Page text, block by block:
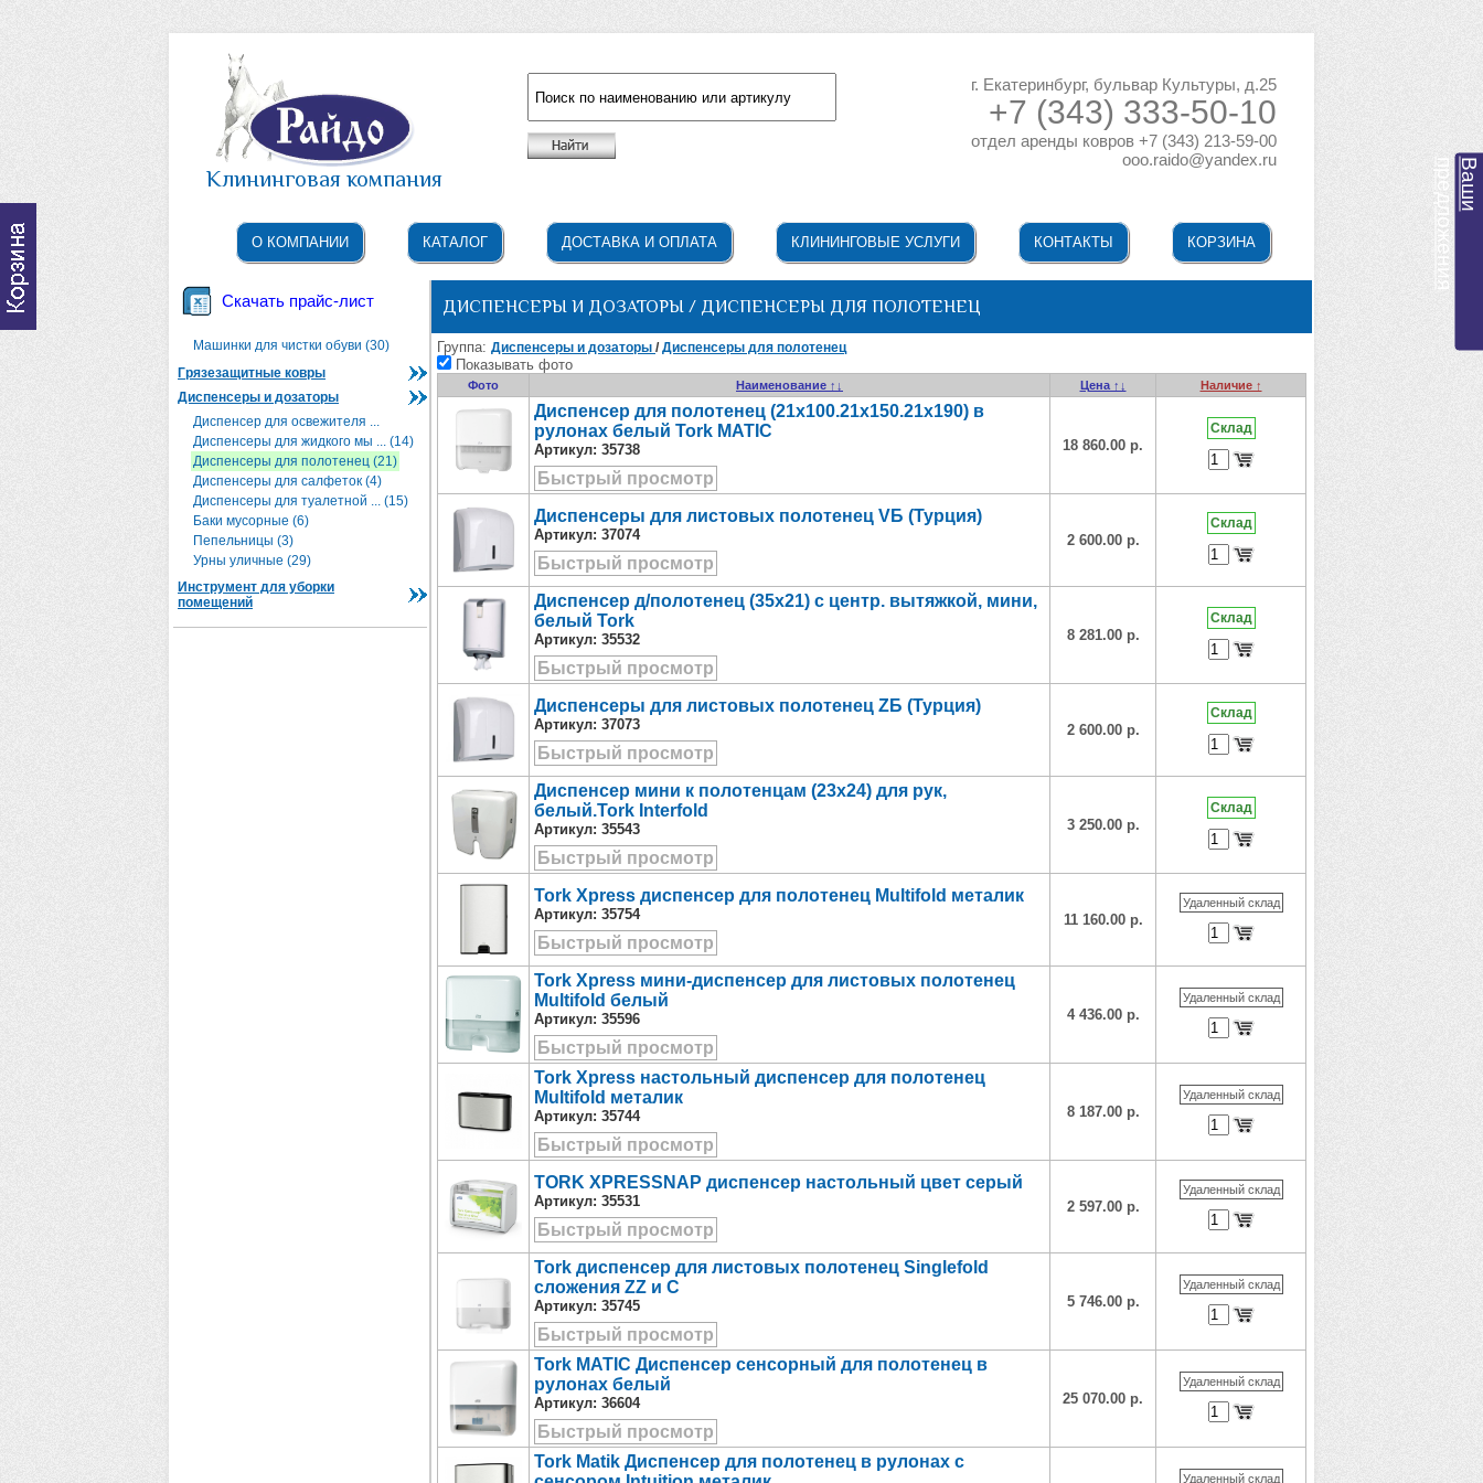
В
а
ш
и
п
р
е
д
л
о
ж
е
н
и
я
Клининговая компания
г. Екатеринбург, бульвар Культуры, д.25
+7 (343) 333-50-10
отдел аренды ковров +7 (343) 213-59-00
ooo.raido@yandex.ru
О КОМПАНИИ КАТАЛОГ ДОСТАВКА И ОПЛАТА КЛИНИНГОВЫЕ УСЛУГИ КОНТАКТЫ КОРЗИНА
Скачать прайс-лист
Машинки для чистки обуви (30)
Грязезащитные ковры
Диспенсеры и дозаторы
Диспенсер для освежителя ...
Диспенсеры для жидкого мы ... (14)
Диспенсеры для полотенец (21)
Диспенсеры для салфеток (4)
Диспенсеры для туалетной ... (15)
Баки мусорные (6)
Пепельницы (3)
Урны уличные (29)
Инструмент для уборки
помещений
ДИСПЕНСЕРЫ И ДОЗАТОРЫ / ДИСПЕНСЕРЫ ДЛЯ ПОЛОТЕНЕЦ
Группа: Диспенсеры и дозаторы /Диспенсеры для полотенец
Показывать фото
Фото Наименование ↑↓ Цена ↑↓ Наличие ↑
Диспенсер для полотенец (21x100.21x150.21x190) в
рулонах белый Tork MATIC
Артикул: 35738
Быстрый просмотр
18 860.00 р.
Склад
Диспенсеры для листовых полотенец VБ (Турция)
Артикул: 37074
Быстрый просмотр
2 600.00 р.
Склад
Диспенсер д/полотенец (35х21) с центр. вытяжкой, мини,
белый Tork
Артикул: 35532
Быстрый просмотр
8 281.00 р.
Склад
Диспенсеры для листовых полотенец ZБ (Турция)
Артикул: 37073
Быстрый просмотр
2 600.00 р.
Склад
Диспенсер мини к полотенцам (23х24) для рук,
белый.Tork Interfold
Артикул: 35543
Быстрый просмотр
3 250.00 р.
Склад
Tork Xpress диспенсер для полотенец Multifold металик
Артикул: 35754
Быстрый просмотр
11 160.00 р.
Удаленный склад
Tork Xpress мини-диспенсер для листовых полотенец
Multifold белый
Артикул: 35596
Быстрый просмотр
4 436.00 р.
Удаленный склад
Tork Xpress настольный диспенсер для полотенец
Multifold металик
Артикул: 35744
Быстрый просмотр
8 187.00 р.
Удаленный склад
TORK XPRESSNAP диспенсер настольный цвет серый
Артикул: 35531
Быстрый просмотр
2 597.00 р.
Удаленный склад
Tork диспенсер для листовых полотенец Singlefold
сложения ZZ и С
Артикул: 35745
Быстрый просмотр
5 746.00 р.
Удаленный склад
Tork MATIC Диспенсер сенсорный для полотенец в
рулонах белый
Артикул: 36604
Быстрый просмотр
25 070.00 р.
Удаленный склад
Tork Matik Диспенсер для полотенец в рулонах с
Удаленный склад